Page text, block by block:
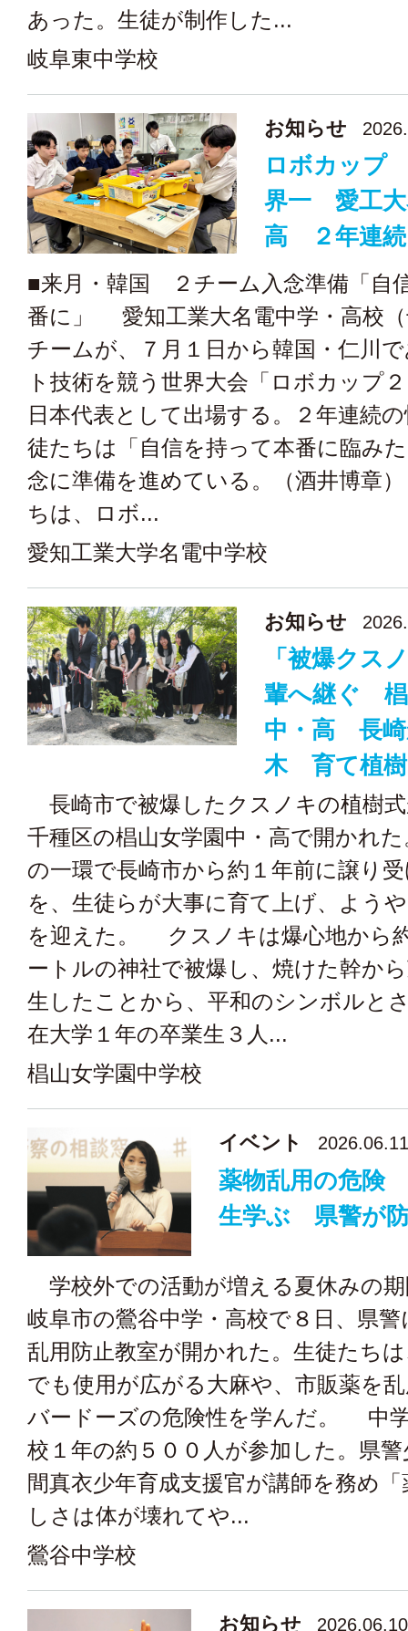
あった。生徒が制作した...
岐阜東中学校
お知らせ
ロボカップ
界一 愛工大
高 ２年連続
■来月・韓国 ２チーム入念準備「自
番に」 愛知工業大名電中学・高校
チームが、７月１日から韓国・仁川
ト技術を競う世界大会「ロボカップ
日本代表として出場する。２年連続
徒たちは「自信を持って本番に臨み
念に準備を進めている。（酒井博章
ちは、ロボ...
愛知工業大学名電中学校
お知らせ
「被爆クス
輩へ継ぐ 椙
中・高 長崎
木 育て植樹
長崎市で被爆したクスノキの植樹
千種区の椙山女学園中・高で開かれ
の一環で長崎市から約１年前に譲り
を、生徒らが大事に育て上げ、よう
を迎えた。 クスノキは爆心地から
ートルの神社で被爆し、焼けた幹か
生したことから、平和のシンボルと
在大学１年の卒業生３人...
椙山女学園中学校
イベント 2026.06.11
薬物乱用の危険
生学ぶ 県警が
学校外での活動が増える夏休みの
岐阜市の鶯谷中学・高校で８日、県
乱用防止教室が開かれた。生徒たち
でも使用が広がる大麻や、市販薬を
バードーズの危険性を学んだ。 中
校１年の約５００人が参加した。県
間真衣少年育成支援官が講師を務め
しさは体が壊れてや...
鶯谷中学校
お知らせ 2026.06.10